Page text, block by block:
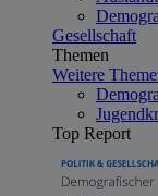
Gesellschaft
Themen
Weitere
Top Report